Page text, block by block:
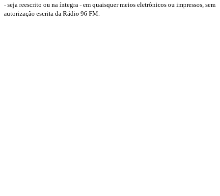
- seja reescrito ou na íntegra - em quaisquer meios eletrônicos ou impressos, sem
autorização escrita da Rádio 96 FM.